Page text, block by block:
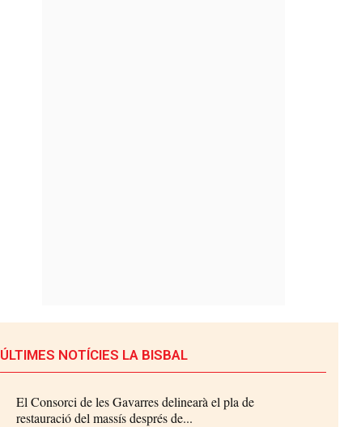
ÚLTIMES NOTÍCIES LA BISBAL
El Consorci de les Gavarres delinearà el pla de
restauració del massís després de...